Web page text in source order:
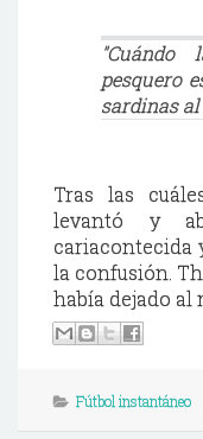
"Cuándo
pesquero
sardinas
Tras las
levantó y
cariacontecida
la confusión.
había dejado al
Fútbol instantáneo